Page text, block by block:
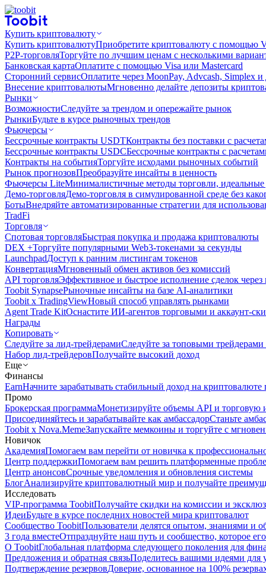
Купить криптовалюту
Купить криптовалютуПриобретите криптовалюту с помощью
P2P-торговляТоргуйте по лучшим ценам с несколькими
Банковская картаОплатите с помощью Visa или Mastercard
Сторонний сервисОплатите через MoonPay, Advcash, Simplex и
Внесение криптовалютыМгновенно делайте депозиты
Рынки
ВозможностиСледуйте за трендом и опережайте рынок
РынкиБудьте в курсе рыночных трендов
Фьючерсы
Бессрочные контракты USDTКонтракты без поставки с
Бессрочные контракты USDCБессрочные контракты с
Контракты на событияТоргуйте исходами рыночных событий
Рынок прогнозовПреобразуйте инсайты в ценность
Фьючерсы LiteМинималистичные методы торговли, идеальные
Демо-торговляДемо-торговля в симулированной среде без
БотыВнедряйте автоматизированные стратегии для
TradFi
Торговля
Спотовая торговляБыстрая покупка и продажа криптовалюты
DEX +Торгуйте популярными Web3-токенами за секунды
LaunchpadДоступ к ранним листингам токенов
КонвертацияМгновенный обмен активов без комиссий
API торговляЭффективное и быстрое исполнение сделок
Toobit SynapseРыночные инсайты на базе AI-аналитики
Toobit x TradingViewНовый способ управлять рынками
Agent Trade KitОснастите ИИ-агентов торговыми и аккаунт-
Награды
Копировать
Следуйте за лид-трейдерамиСледуйте за топовыми
Набор лид-трейдеровПолучайте высокий доход
Еще
Финансы
EarnНачните зарабатывать стабильный доход на криптовалюте
Промо
Брокерская программаМонетизируйте объемы API и торговую
Присоединяйтесь и зарабатывайте как амбассадорСтаньте
Toobit x Nova.MemeЗапускайте мемкоины и торгуйте с
Новичок
АкадемияПомогаем вам перейти от новичка к
Центр поддержкиПомогаем вам решить платформенные
Центр анонсовСрочные уведомления и обновления системы
БлогАнализируйте криптовалютный мир и получайте
Исследовать
VIP-программа ToobitПолучайте скидки на комиссии и
ИдеиБудьте в курсе последних новостей мира криптовалют
Сообщество ToobitПользователи делятся опытом, знаниями и
3 года вместеОтпразднуйте наш путь и сообщество, которое
О ToobitГлобальная платформа следующего поколения для
Предложения и обратная связьПоделитесь вашими идеями для
Подтверждение резервовДоверие, основанное на 100%